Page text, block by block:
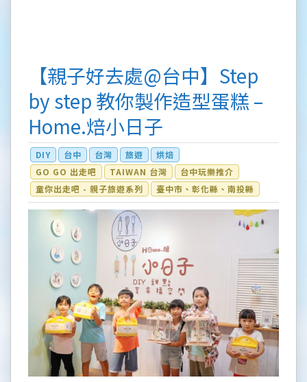
【親子好去處@台中】Step
by step 教你製作造型蛋糕 –
Home.焙小日子
DIY 台中 台灣 旅遊
烘焙
GO GO 出走吧
TAIWAN 台灣
台中玩樂推介
童你出走吧 - 親子旅遊系列
臺中市、彰化縣、南投縣